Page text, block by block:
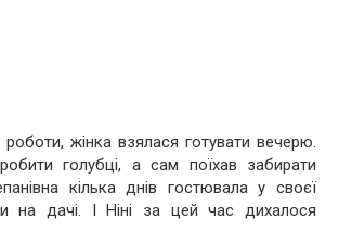
жінка взялася готувати вечерю.
голубці, а сам поїхав забирати
кілька днів гостювала у своєї
на дачі. І Ніні за цей час дихалося